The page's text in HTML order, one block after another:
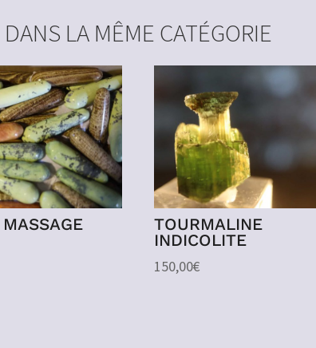
DANS LA MÊME CATÉGORIE
TOURMALINE
INDICOLITE
150,00€